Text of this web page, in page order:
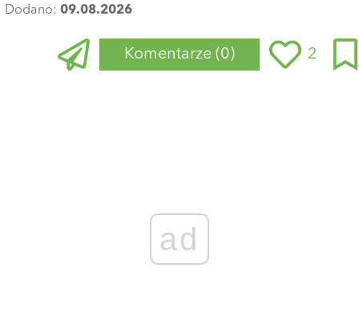
Dodano: 09.08.2026
Komentarze (0) 2
ad